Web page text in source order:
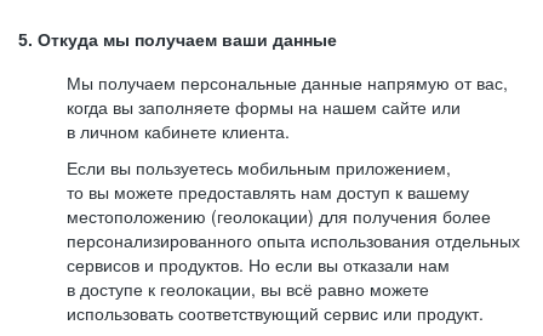
5. Откуда мы получаем ваши данные
Мы получаем персональные данные напрямую от вас,
когда вы заполняете формы на нашем сайте или
в личном кабинете клиента.
Если вы пользуетесь мобильным приложением,
то вы можете предоставлять нам доступ к вашему
местоположению (геолокации) для получения более
персонализированного опыта использования отдельных
сервисов и продуктов. Но если вы отказали нам
в доступе к геолокации, вы всё равно можете
использовать соответствующий сервис или продукт.